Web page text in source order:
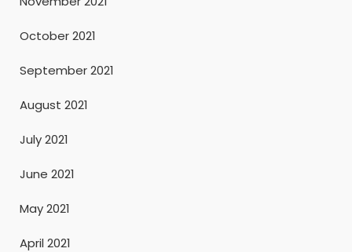
October 2021
September 2021
August 2021
July 2021
June 2021
May 2021
April 2021